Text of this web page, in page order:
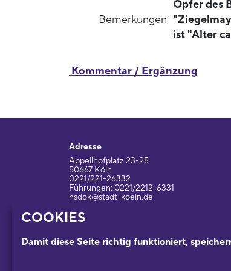
COOKIES
Damit diese Seite richtig funktioniert,
Bemerkungen
Opfer des
ist "Alter
Kommentar / Ergänzung
Adresse
Appellhofplatz 23-25
50667 Köln
0221/221-26332
Führungen: 0221/2212-6331
nsdok@stadt-koeln.de